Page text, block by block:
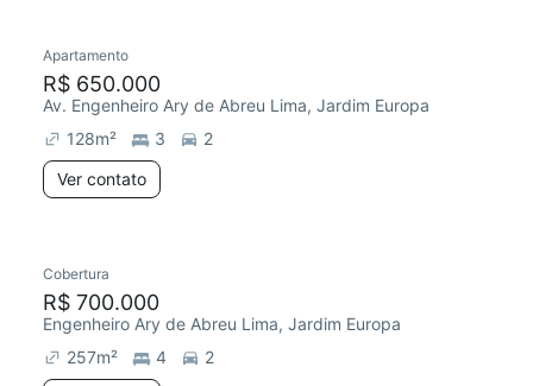
Apartamento
R$ 650.000
Av. Engenheiro Ary de Abreu Lima, Jardim Europa
128m² 3
2
Ver contato
Cobertura
R$ 700.000
Engenheiro Ary de Abreu Lima, Jardim Europa
257m² 4
2